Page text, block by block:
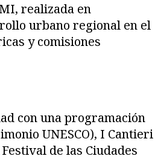
realizada en
urbano regional en el
y comisiones
con una programación
UNESCO), I Cantieri
de las Ciudades